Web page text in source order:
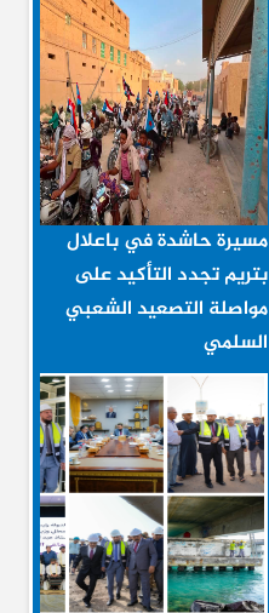
مسيرة حاشدة في باعلال
بتريم تجدد التأكيد على
مواصلة التصعيد الشعبي
السلمي